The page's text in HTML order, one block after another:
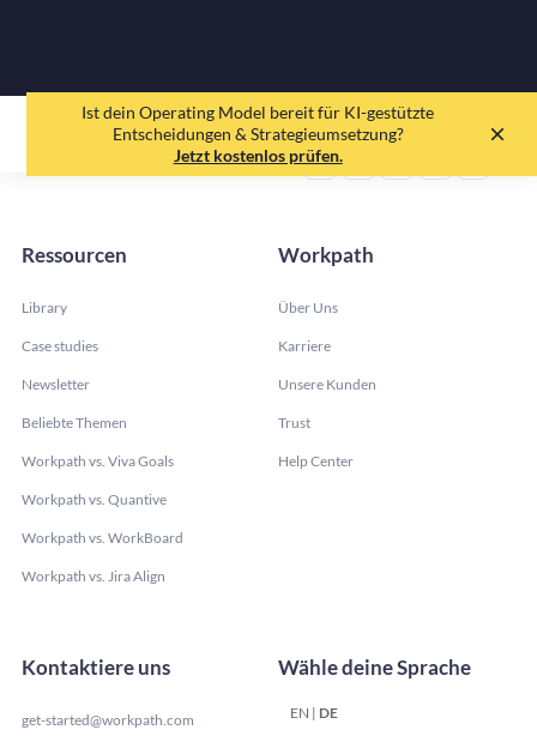
Ist dein Operating Model bereit für KI-gestützte
Entscheidungen & Strategieumsetzung?
Jetzt kostenlos prüfen.
Ressourcen
Library
Case studies
Newsletter
Beliebte Themen
Workpath vs. Viva Goals
Workpath vs. Quantive
Workpath vs. WorkBoard
Workpath vs. Jira Align
Workpath
Über Uns
Karriere
Unsere Kunden
Trust
Help Center
Kontaktiere uns
get-started@workpath.com
Wähle deine Sprache
EN | DE